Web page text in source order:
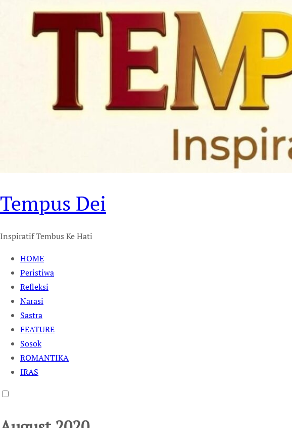
Tempus Dei
Inspiratif Tembus Ke Hati
HOME
Peristiwa
Refleksi
Narasi
Sastra
FEATURE
Sosok
ROMANTIKA
IRAS